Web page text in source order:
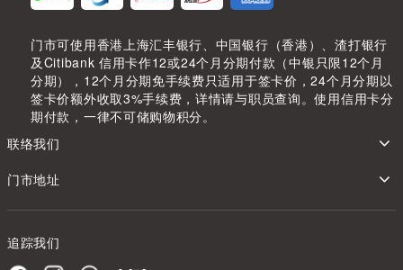
门市可使用香港上海汇丰银行、中国银行（香港）、渣打银行
及Citibank 信用卡作12或24个月分期付款（中银只限12个月
分期），12个月分期免手续费只适用于签卡价，24个月分期以
签卡价额外收取3%手续费，详情请与职员查询。使用信用卡分
期付款，一律不可储购物积分。
联络我们
门市地址
追踪我们